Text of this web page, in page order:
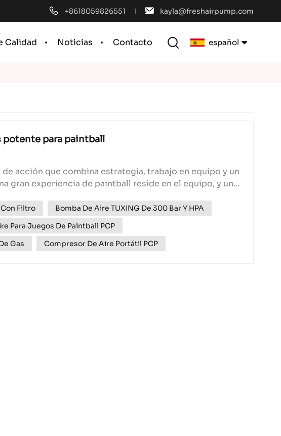
+8618059826551 kayla@freshairpump.com
Calidad Noticias Contacto español
العربية
中文
potente para paintball
acción que combina estrategia, trabajo en equipo y un
gran experiencia de paintball reside en el equipo, y un
Filtro
Bomba De Aire TUXING De 300 Bar Y HPA
Para Juegos De Paintball PCP
Gas
Compresor De Aire Portátil PCP